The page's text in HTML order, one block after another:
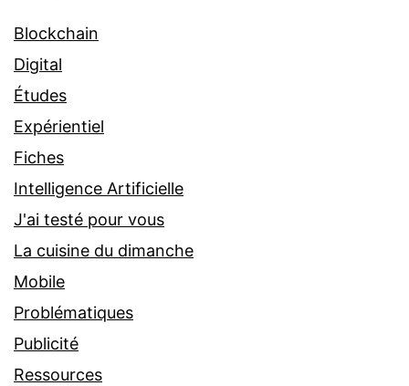
Blockchain
Digital
Études
Expérientiel
Fiches
Intelligence Artificielle
J'ai testé pour vous
La cuisine du dimanche
Mobile
Problématiques
Publicité
Ressources